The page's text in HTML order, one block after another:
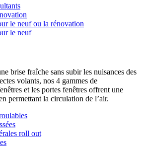
le neuf ou la rénovation
le neuf
brise fraîche sans subir les nuisances des
volants, nos 4 gammes de
et les portes fenêtres offrent une
permettant la circulation de l’air.
roll out